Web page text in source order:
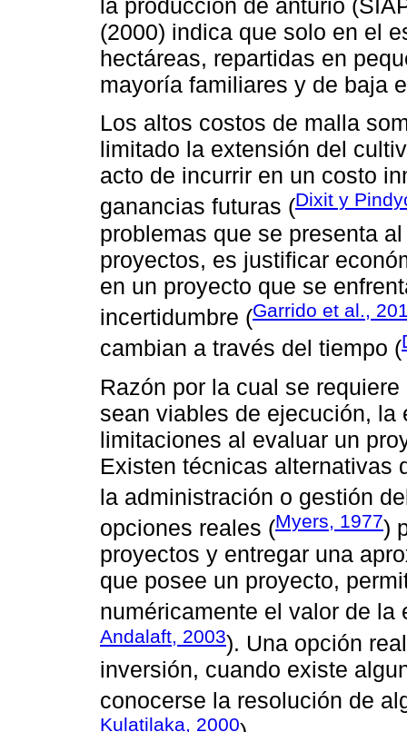
la producción de anturio
(2000) indica que solo en el
hectáreas, repartidas en
mayoría familiares y de baja
Los altos costos de malla
limitado la extensión del
acto de incurrir en un costo
ganancias futuras (Dixit y
problemas que se presenta
proyectos, es justificar
en un proyecto que se
incertidumbre (Garrido et al.,
cambian a través del tiempo (
Razón por la cual se
sean viables de ejecución,
limitaciones al evaluar un
Existen técnicas alternativas
la administración o gestión
opciones reales (Myers, 1977)
proyectos y entregar una
que posee un proyecto,
numéricamente el valor de la
Andalaft, 2003). Una opción
inversión, cuando existe
conocerse la resolución de
Kulatilaka, 2000